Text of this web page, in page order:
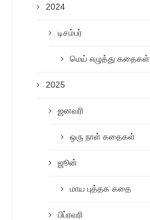
2024
டிசம்பர்
மெய் எழுத்து கதைகள்
2025
ஜனவரி
ஒரு நாள் கதைகள்
ஜூன்
மாய புத்தக கதை
பிப்ரவரி